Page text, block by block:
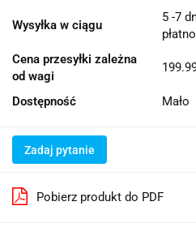
Wysyłka w ciągu
5 -7
Cena przesyłki zależna
od wagi
Dostępność Mało
Zadaj pytanie
Pobierz produkt do PDF